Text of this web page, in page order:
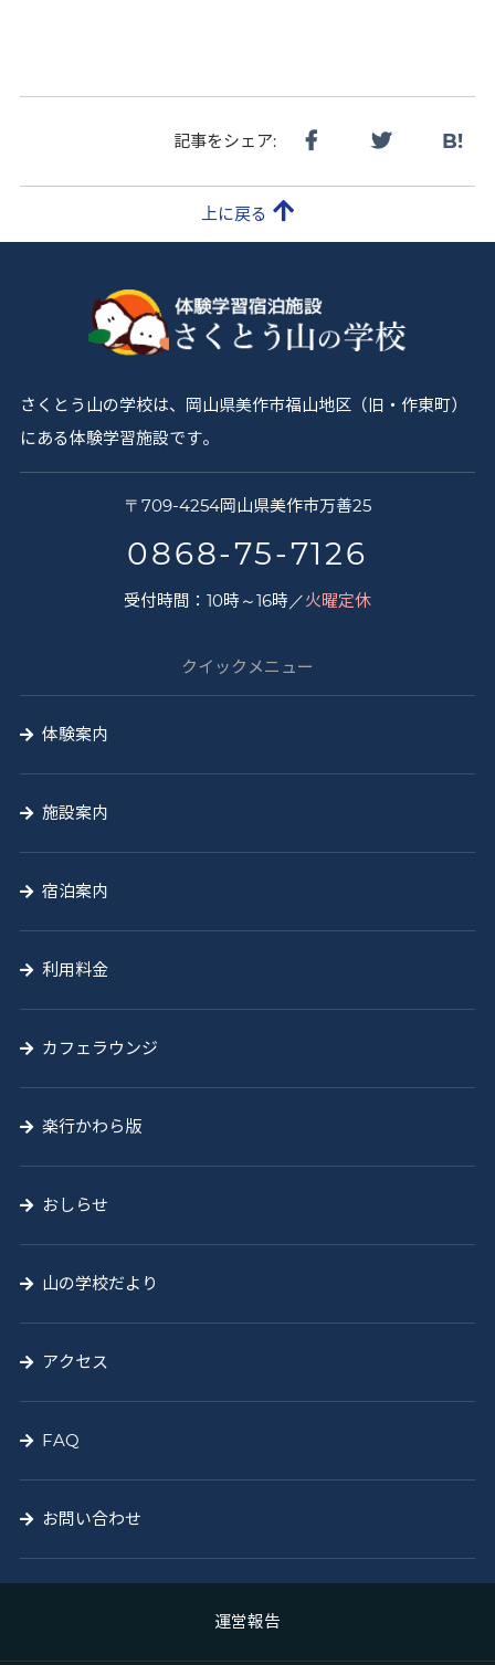
記事をシェア: B!
上に戻る
さくとう山の学校は、岡山県美作市福山地区（旧・作東町）
にある体験学習施設です。
校
〒 709-4254岡山県美作市万善25
0868-75-7126
受付時間：10時～16時／火曜定休
クイックメニュー
体験案内
施設案内
宿泊案内
利用料金
カフェラウンジ
楽行かわら版
おしらせ
山の学校だより
アクセス
FAQ
お問い合わせ
運営報告